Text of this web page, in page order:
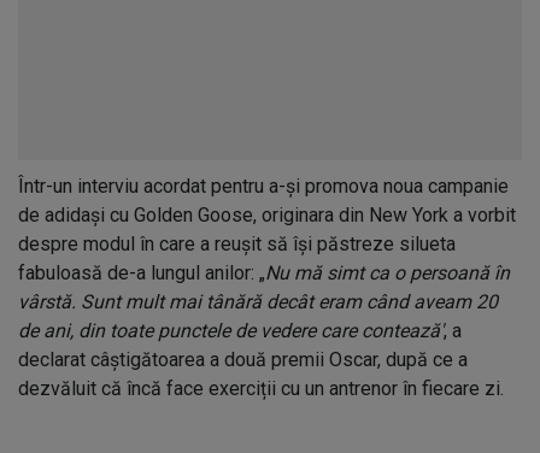
Într-un interviu acordat pentru a-și promova noua campanie
de adidași cu Golden Goose, originara din New York a vorbit
despre modul în care a reușit să își păstreze silueta
fabuloasă de-a lungul anilor: „Nu mă simt ca o persoană în
vârstă. Sunt mult mai tânără decât eram când aveam 20
de ani, din toate punctele de vedere care contează', a
declarat câștigătoarea a două premii Oscar, după ce a
dezvăluit că încă face exerciții cu un antrenor în fiecare zi.